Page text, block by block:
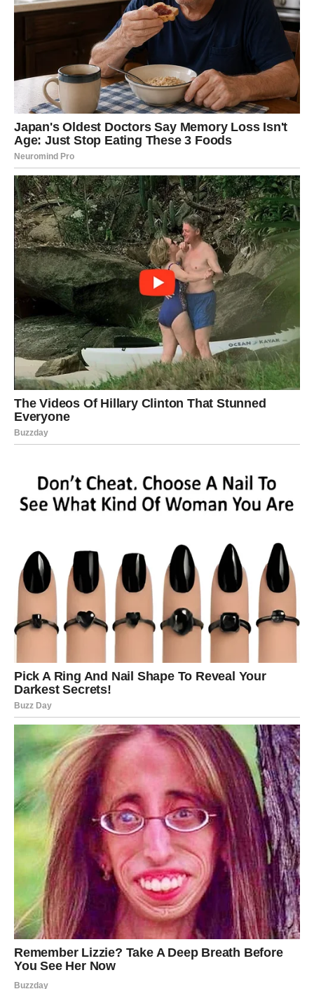
Jedan razgovor menja sve
Pred vama je važan razgovor sa osobom koju volite. Dugo
su postojale stvari koje su ostale neizrečene, ali sada
više neće biti moguće ćutati.
Iako će početak razgovora biti težak, na kraju ćete osetiti
veliko olakšanje.
Ponekad je potrebno suočiti se sa istinom kako bi odnosi
postali jači.
Pravi prijatelji pokazuju svoje lice
Ovaj period će vam jasno pokazati ko je uz vas iskreno, a
ko samo onda kada mu odgovara. Neki ljudi će vas
prijatno iznenaditi svojom podrškom, dok će vas drugi
razočarati.
Ipak, bolje je znati istinu nego živeti u zabludi.
VELIKA OLUJA DONOSI I VELIKU
SREĆU
Posle najtežih trenutaka dolaze nagrade
Iako će vam se ponekad činiti da prolazite kroz emotivni
vrtlog bez kraja, važno je da znate da vas posle svega
očekuje mnogo lepši period.
Sve što se sada dešava ima svoj razlog. Svaka suza koju
prolijete postaće deo vaše snage, a svaki osmeh koji
dobijete podsetiće vas da život uvek pronađe način da
nagradi hrabre.